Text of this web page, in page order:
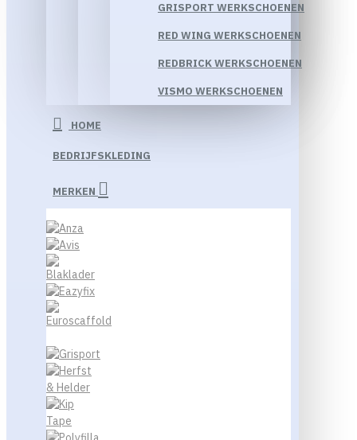
GRISPORT WERKSCHOENEN
RED WING WERKSCHOENEN
REDBRICK WERKSCHOENEN
VISMO WERKSCHOENEN
HOME
BEDRIJFSKLEDING
MERKEN